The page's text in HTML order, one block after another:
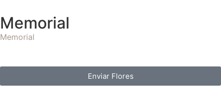
Memorial
Memorial
Enviar Flores